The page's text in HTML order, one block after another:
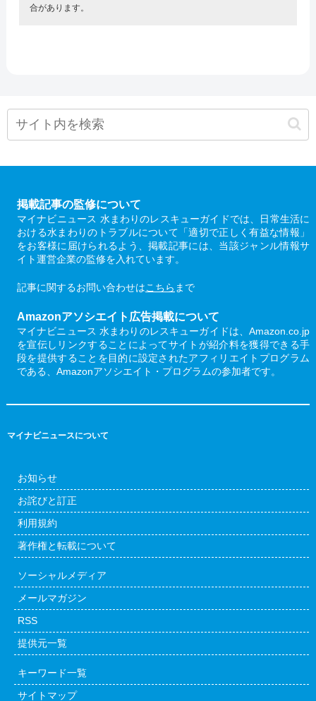
合があります。
掲載記事の監修について
マイナビニュース 水まわりのレスキューガイドでは、日常生活に
おける水まわりのトラブルについて「適切で正しく有益な情報」
をお客様に届けられるよう、掲載記事には、当該ジャンル情報サ
イト運営企業の監修を入れています。
記事に関するお問い合わせはこちら まで
Amazonアソシエイト広告掲載について
マイナビニュース 水まわりのレスキューガイドは、Amazon.co.jp
を宣伝しリンクすることによってサイトが紹介料を獲得できる手
段を提供することを目的に設定されたアフィリエイトプログラム
である、Amazonアソシエイト・プログラムの参加者です。
マイナビニュースについて
お知らせ
お詫びと訂正
利用規約
著作権と転載について
ソーシャルメディア
メールマガジン
RSS
提供元一覧
キーワード一覧
サイトマップ